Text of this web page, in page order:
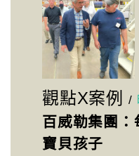
觀點X案例 /
百威勒集團：
寶貝孩子